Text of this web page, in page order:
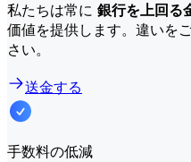
私たちは常に 銀行を上回る
価値を提供します。違いを
さい。
送金する
手数料の低減